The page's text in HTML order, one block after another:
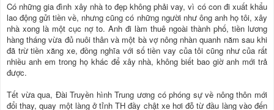
Có những gia đình xây nhà to đẹp không phải vay, vì có con đi xuất khẩu
lao động gửi tiền về, nhưng cũng có những người như ông anh họ tôi, xây
nhà xong là một cục nợ to. Anh đi làm thuê ngoài thành phố, tiền lương
hàng tháng vừa đủ nuôi thân và một bà vợ nông nhàn quanh năm sau khi
đã trừ tiền xăng xe, đồng nghĩa với số tiền vay của tôi cũng như của rất
nhiều anh em trong họ khác để xây nhà, không biết bao giờ anh mới trả
được.
Tết vừa qua, Đài Truyền hình Trung ương có phóng sự về nông thôn mới
đổi thay, quay một làng ở tỉnh TH đầy chật xe hơi đỗ từ đầu làng vào đến